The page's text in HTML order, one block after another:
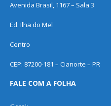
Avenida Brasil, 1167 – Sala 3
Ed. Ilha do Mel
Centro
CEP: 87200-181 – Cianorte – PR
FALE COM A FOLHA